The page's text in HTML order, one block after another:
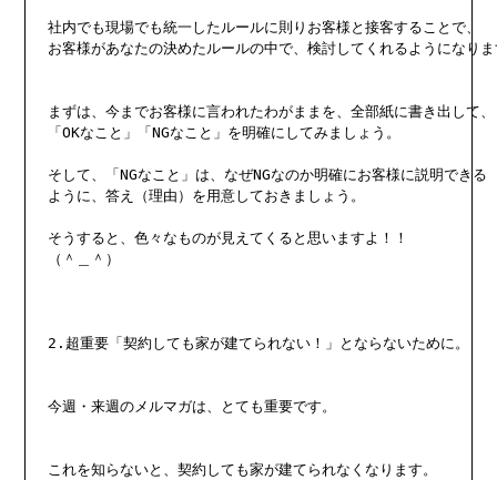
社内でも現場でも統一したルールに則りお客様と接客することで、
お客様があなたの決めたルールの中で、検討してくれるようになり
まずは、今までお客様に言われたわがままを、全部紙に書き出して、
「OKなこと」「NGなこと」を明確にしてみましょう。
そして、「NGなこと」は、なぜNGなのか明確にお客様に説明できる
ように、答え（理由）を用意しておきましょう。
そうすると、色々なものが見えてくると思いますよ！！
（＾＿＾）
2.超重要「契約しても家が建てられない！」とならないために。
今週・来週のメルマガは、とても重要です。
これを知らないと、契約しても家が建てられなくなります。